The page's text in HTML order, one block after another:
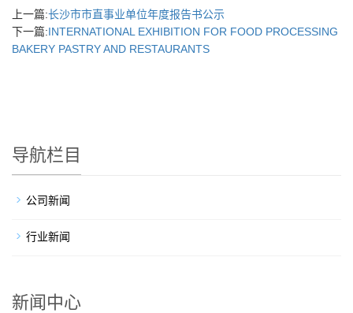
上一篇:长沙市市直事业单位年度报告书公示
下一篇:INTERNATIONAL EXHIBITION FOR FOOD PROCESSING
BAKERY PASTRY AND RESTAURANTS
导航栏目
公司新闻
行业新闻
新闻中心